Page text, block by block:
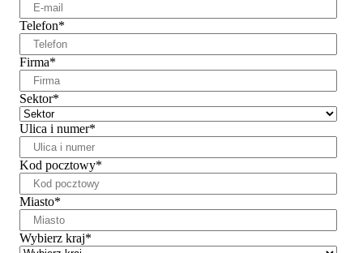
Telefon*
Firma*
Sektor*
Ulica i numer*
Kod pocztowy*
Miasto*
Wybierz kraj*